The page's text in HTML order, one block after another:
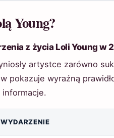
Young?
z życia Loli Young w
artystce zarówno
pokazuje wyraźną
informacje.
WYDARZENIE